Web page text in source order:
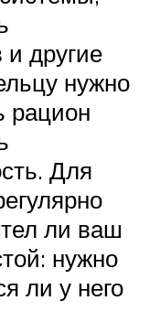
и другие
нужно
рацион
Для
ли ваш
нужно
ли у него